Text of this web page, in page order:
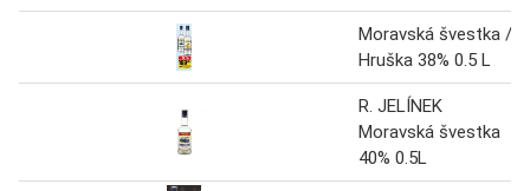
Moravská švestka /
Hruška 38% 0.5 L
R. JELÍNEK
Moravská švestka
40% 0.5L